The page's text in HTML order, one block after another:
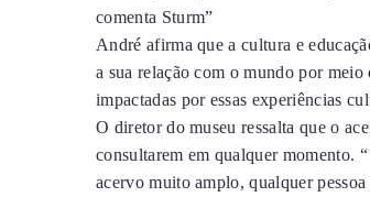
comenta Sturm”
André afirma que a cultura e
a sua relação com o mundo por
impactadas por essas experiências
O diretor do museu ressalta que o
consultarem em qualquer momento.
acervo muito amplo, qualquer